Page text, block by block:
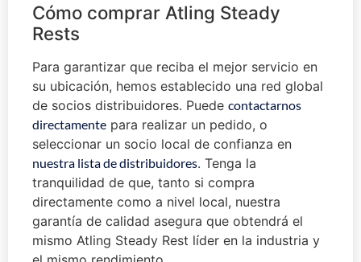
Cómo comprar Atling Steady
Rests
Para garantizar que reciba el mejor servicio en
su ubicación, hemos establecido una red global
de socios distribuidores. Puede contactarnos
directamente para realizar un pedido, o
seleccionar un socio local de confianza en
nuestra lista de distribuidores. Tenga la
tranquilidad de que, tanto si compra
directamente como a nivel local, nuestra
garantía de calidad asegura que obtendrá el
mismo Atling Steady Rest líder en la industria y